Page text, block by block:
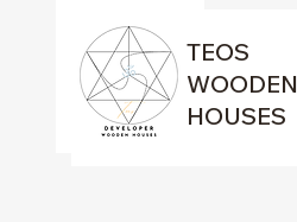
TEOS
WOODEN
HOUSES